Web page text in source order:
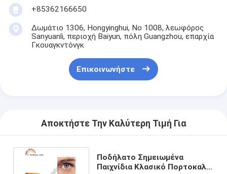
‪+85362166650‬
Δωμάτιο 1306, Hongyinghui, Νο 1008, λεωφόρος
Sanyuanli, περιοχή Baiyun, πόλη Guangzhou, επαρχία
Γκουαγκντόνγκ
Επικοινωνήστε
Αποκτήστε Την Καλύτερη Τιμή Για
Ποδήλατο Σημειωμένα
Παιχνίδια Κλασικό Πορτοκαλί